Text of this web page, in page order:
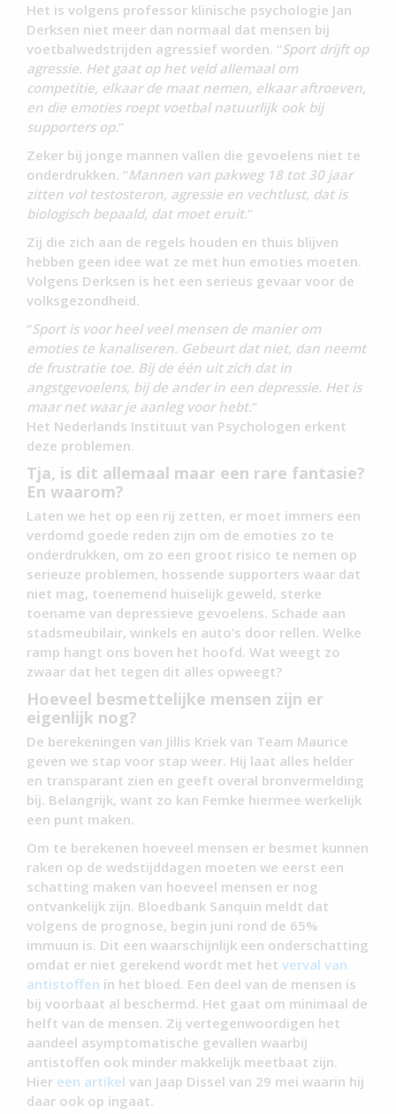
Het is volgens professor klinische psychologie Jan
Derksen niet meer dan normaal dat mensen bij
voetbalwedstrijden agressief worden. “Sport drijft op
agressie. Het gaat op het veld allemaal om
competitie, elkaar de maat nemen, elkaar aftroeven,
en die emoties roept voetbal natuurlijk ook bij
supporters op.“
Zeker bij jonge mannen vallen die gevoelens niet te
onderdrukken. “Mannen van pakweg 18 tot 30 jaar
zitten vol testosteron, agressie en vechtlust, dat is
biologisch bepaald, dat moet eruit.”
Zij die zich aan de regels houden en thuis blijven
hebben geen idee wat ze met hun emoties moeten.
Volgens Derksen is het een serieus gevaar voor de
volksgezondheid.
“Sport is voor heel veel mensen de manier om
emoties te kanaliseren. Gebeurt dat niet, dan neemt
de frustratie toe. Bij de één uit zich dat in
angstgevoelens, bij de ander in een depressie. Het is
maar net waar je aanleg voor hebt.”
Het Nederlands Instituut van Psychologen erkent
deze problemen.
Tja, is dit allemaal maar een rare fantasie?
En waarom?
Laten we het op een rij zetten, er moet immers een
verdomd goede reden zijn om de emoties zo te
onderdrukken, om zo een groot risico te nemen op
serieuze problemen, hossende supporters waar dat
niet mag, toenemend huiselijk geweld, sterke
toename van depressieve gevoelens. Schade aan
stadsmeubilair, winkels en auto’s door rellen. Welke
ramp hangt ons boven het hoofd. Wat weegt zo
zwaar dat het tegen dit alles opweegt?
Hoeveel besmettelijke mensen zijn er
eigenlijk nog?
De berekeningen van Jillis Kriek van Team Maurice
geven we stap voor stap weer. Hij laat alles helder
en transparant zien en geeft overal bronvermelding
bij. Belangrijk, want zo kan Femke hiermee werkelijk
een punt maken.
Om te berekenen hoeveel mensen er besmet kunnen
raken op de wedstijddagen moeten we eerst een
schatting maken van hoeveel mensen er nog
ontvankelijk zijn. Bloedbank Sanquin meldt dat
volgens de prognose, begin juni rond de 65%
immuun is. Dit een waarschijnlijk een onderschatting
omdat er niet gerekend wordt met het verval van
antistoffen in het bloed. Een deel van de mensen is
bij voorbaat al beschermd. Het gaat om minimaal de
helft van de mensen. Zij vertegenwoordigen het
aandeel asymptomatische gevallen waarbij
antistoffen ook minder makkelijk meetbaat zijn.
Hier een artikel van Jaap Dissel van 29 mei waarin hij
daar ook op ingaat.